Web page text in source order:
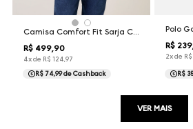
Camisa Comfort Fit Sarja Changeant Dudalina Masculina
R$ 499,90
4x de R$ 124,97
R$ 74,99de Cashback
R$ 239
2x de R$
R$
VER MAIS